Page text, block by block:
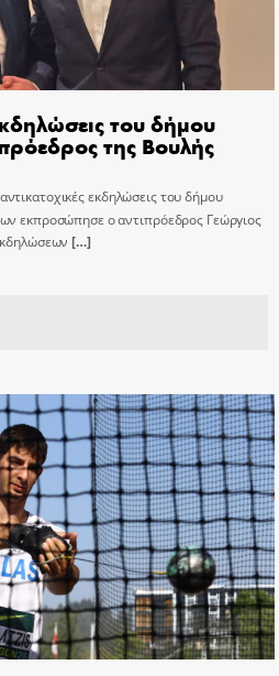
του δήμου
της Βουλής
εκδηλώσεις του δήμου
εκπροσώπησε ο αντιπρόεδρος Γεώργιος
[…]